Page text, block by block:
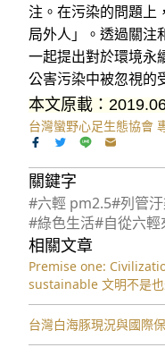
注。在污染的問題上
局外人」。透過關注
一起提出對於環境永
公害污染中被忽視的
本文原載：
台灣蠻野心足生態協會
關鍵字
#六輕 pm2.5#列管
#綠色生活#自從六輕
相關文章
Premise one:
sustainable 文明不是
台灣白海豚現況與國際